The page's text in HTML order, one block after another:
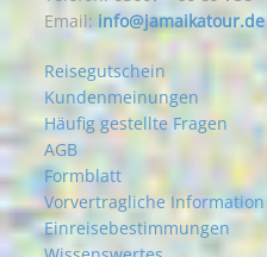
Email:info@jamaikatour.de
Reisegutschein
Kundenmeinungen
Häufig gestellte Fragen
AGB
Formblatt
Vorvertragliche Information
Einreisebestimmungen